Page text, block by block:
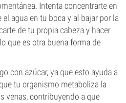
Intenta concentrarte en
agua en tu boca y al bajar por la
de tu propia cabeza y hacer
que es otra buena forma de
con azúcar, ya que esto ayuda a
tu organismo metaboliza la
venas, contribuyendo a que